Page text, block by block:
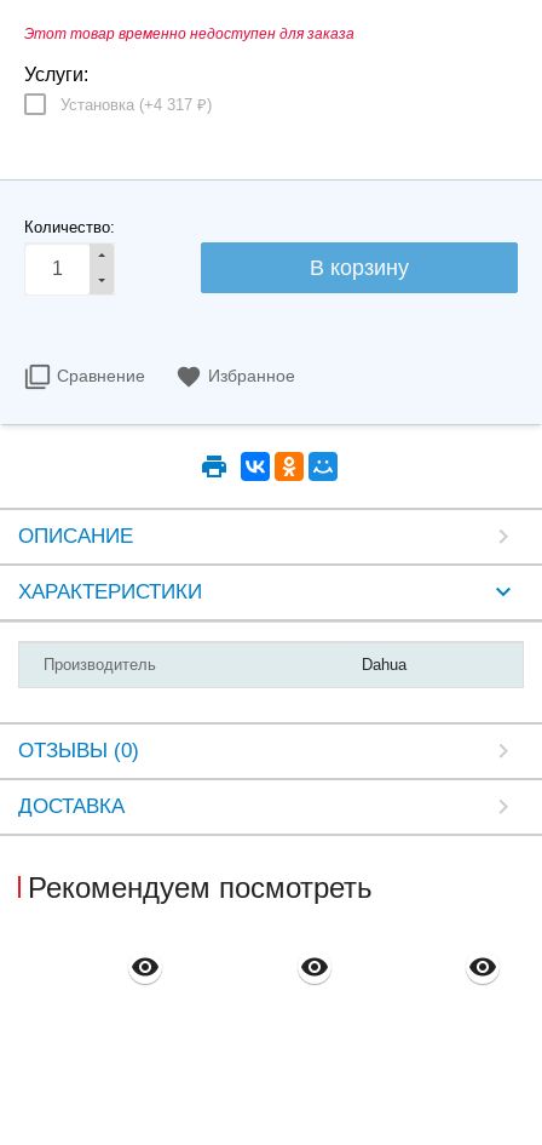
Этот товар временно недоступен для заказа
Услуги:
Установка (+4 317 ₽)
Количество:
Сравнение Избранное
ОПИСАНИЕ
ХАРАКТЕРИСТИКИ
Производитель Dahua
ОТЗЫВЫ (0)
ДОСТАВКА
Рекомендуем посмотреть